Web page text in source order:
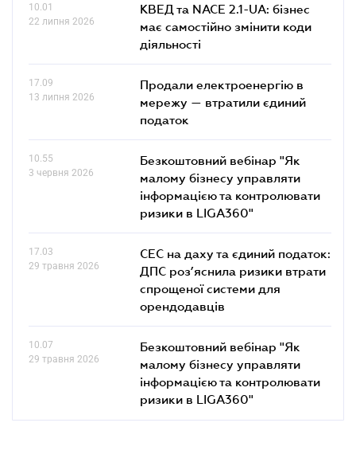
10.01
22 липня 2026
КВЕД та NACE 2.1-UA: бізнес
має самостійно змінити коди
діяльності
17.09
13 липня 2026
Продали електроенергію в
мережу — втратили єдиний
податок
10.55
3 червня 2026
Безкоштовний вебінар "Як
малому бізнесу управляти
інформацією та контролювати
ризики в LIGA360"
17.03
29 травня 2026
СЕС на даху та єдиний податок:
ДПС роз’яснила ризики втрати
спрощеної системи для
орендодавців
10.07
29 травня 2026
Безкоштовний вебінар "Як
малому бізнесу управляти
інформацією та контролювати
ризики в LIGA360"